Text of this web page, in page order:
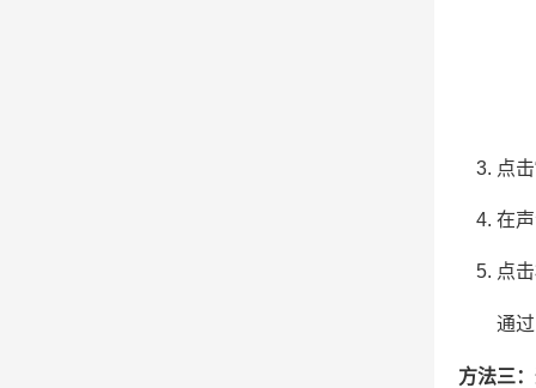
点
在
点
通
方法三